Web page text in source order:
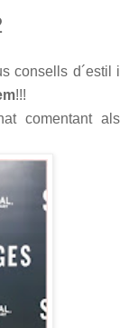
consells d´estil i
!!!
comentant als